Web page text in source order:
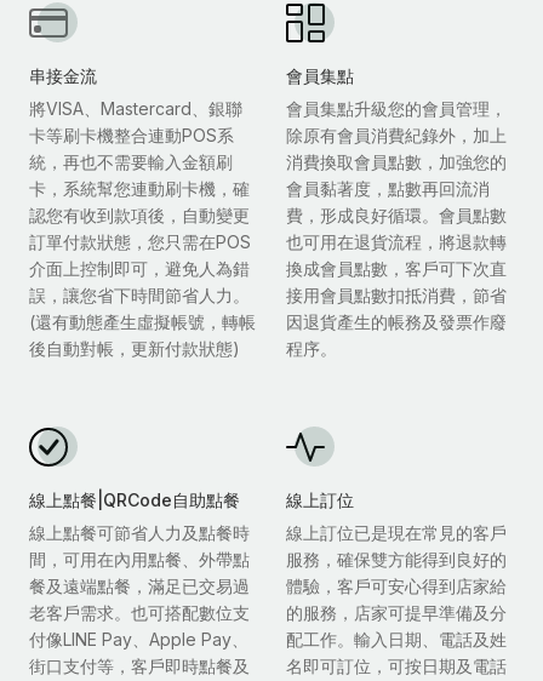
串接金流
將VISA、Mastercard、銀聯
卡等刷卡機整合連動POS系
統，再也不需要輸入金額刷
卡，系統幫您連動刷卡機，確
認您有收到款項後，自動變更
訂單付款狀態，您只需在POS
介面上控制即可，避免人為錯
誤，讓您省下時間節省人力。
(還有動態產生虛擬帳號，轉帳
後自動對帳，更新付款狀態)
會員集點
會員集點升級您的會員管理，
除原有會員消費紀錄外，加上
消費換取會員點數，加強您的
會員黏著度，點數再回流消
費，形成良好循環。會員點數
也可用在退貨流程，將退款轉
換成會員點數，客戶可下次直
接用會員點數扣抵消費，節省
因退貨產生的帳務及發票作廢
程序。
線上點餐|QRCode自助點餐
線上點餐可節省人力及點餐時
間，可用在內用點餐、外帶點
餐及遠端點餐，滿足已交易過
老客戶需求。也可搭配數位支
付像LINE Pay、Apple Pay、
街口支付等，客戶即時點餐及
線上訂位
線上訂位已是現在常見的客戶
服務，確保雙方能得到良好的
體驗，客戶可安心得到店家給
的服務，店家可提早準備及分
配工作。輸入日期、電話及姓
名即可訂位，可按日期及電話